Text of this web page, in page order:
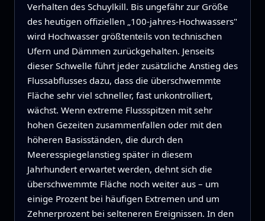
Verhalten des Schuylkill. Bis ungefähr zur Größe
des heutigen offiziellen „100-jahres-Hochwassers"
wird Hochwasser größtenteils von technischen
Ufern und Dämmen zurückgehalten. Jenseits
dieser Schwelle führt jeder zusätzliche Anstieg des
Flussabflusses dazu, dass die überschwemmte
Fläche sehr viel schneller, fast unkontrolliert,
wächst. Wenn extreme Flussspitzen mit sehr
hohen Gezeiten zusammenfallen oder mit den
höheren Basisständen, die durch den
Meeresspiegelanstieg später in diesem
Jahrhundert erwartet werden, dehnt sich die
überschwemmte Fläche noch weiter aus – um
einige Prozent bei häufigen Extremen und um
Zehnerprozent bei selteneren Ereignissen. In den